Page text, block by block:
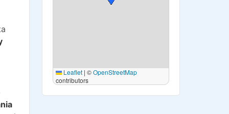
Leaflet | ©OpenStreetMap
contributors